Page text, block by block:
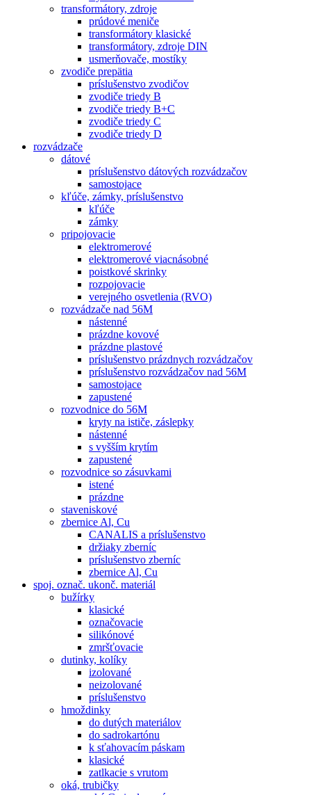
transformátory, zdroje
prúdové meniče
transformátory klasické
transformátory, zdroje DIN
usmerňovače, mostíky
zvodiče prepätia
príslušenstvo zvodičov
zvodiče triedy B
zvodiče triedy B+C
zvodiče triedy C
zvodiče triedy D
rozvádzače
dátové
príslušenstvo dátových rozvádzačov
samostojace
kľúče, zámky, príslušenstvo
kľúče
zámky
pripojovacie
elektromerové
elektromerové viacnásobné
poistkové skrinky
rozpojovacie
verejného osvetlenia (RVO)
rozvádzače nad 56M
nástenné
prázdne kovové
prázdne plastové
príslušenstvo prázdnych rozvádzačov
príslušenstvo rozvádzačov nad 56M
samostojace
zapustené
rozvodnice do 56M
kryty na ističe, záslepky
nástenné
s vyšším krytím
zapustené
rozvodnice so zásuvkami
istené
prázdne
staveniskové
zbernice Al, Cu
CANALIS a príslušenstvo
držiaky zberníc
príslušenstvo zberníc
zbernice Al, Cu
spoj. označ. ukonč. materiál
bužírky
klasické
označovacie
silikónové
zmršťovacie
dutinky, kolíky
izolované
neizolované
príslušenstvo
hmoždinky
do dutých materiálov
do sadrokartónu
k sťahovacím páskam
klasické
zatlkacie s vrutom
oká, trubičky